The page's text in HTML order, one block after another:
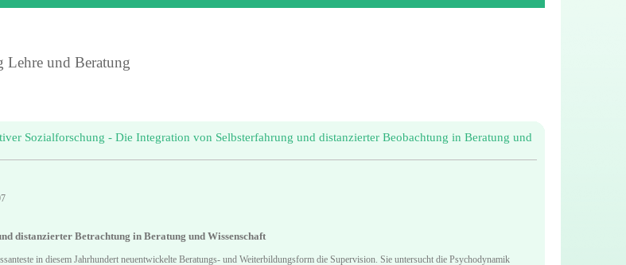
Lehre und Beratung
Sozialforschung - Die Integration von Selbsterfahrung und distanzierter Beobachtung in Beratung und
distanzierter Betrachtung in Beratung und Wissenschaft
in diesem Jahrhundert neuentwickelte Beratungs- und Weiterbildungsform die Supervision. Sie untersucht die Psychodynamik